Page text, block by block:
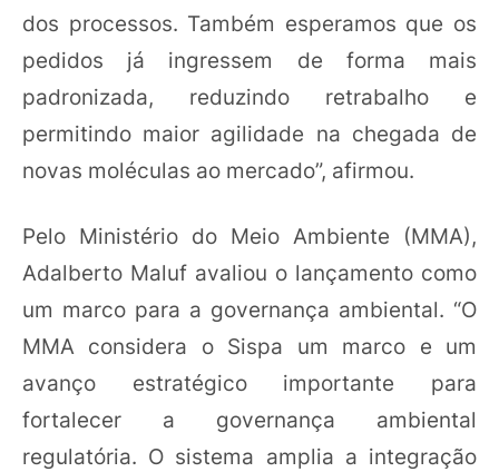
dos processos. Também esperamos que os
pedidos já ingressem de forma mais
padronizada, reduzindo retrabalho e
permitindo maior agilidade na chegada de
novas moléculas ao mercado”, afirmou.
Pelo Ministério do Meio Ambiente (MMA),
Adalberto Maluf avaliou o lançamento como
um marco para a governança ambiental. “O
MMA considera o Sispa um marco e um
avanço estratégico importante para
fortalecer a governança ambiental
regulatória. O sistema amplia a integração